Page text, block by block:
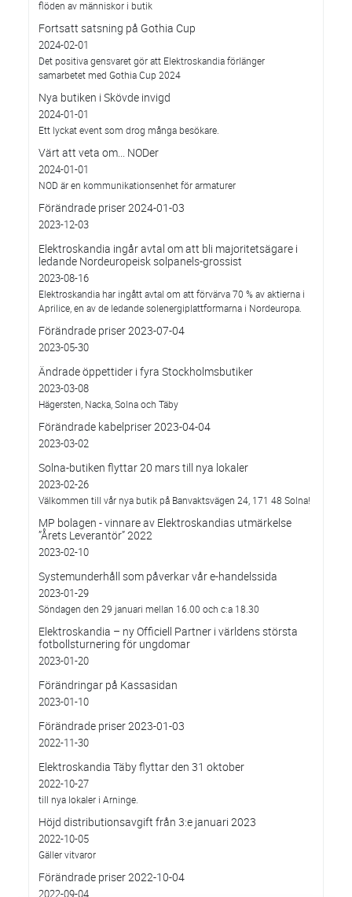
flöden av människor i butik
Fortsatt satsning på Gothia Cup
2024-02-01
Det positiva gensvaret gör att Elektroskandia förlänger
samarbetet med Gothia Cup 2024
Nya butiken i Skövde invigd
2024-01-01
Ett lyckat event som drog många besökare.
Värt att veta om... NODer
2024-01-01
NOD är en kommunikationsenhet för armaturer
Förändrade priser 2024-01-03
2023-12-03
Elektroskandia ingår avtal om att bli majoritetsägare i
ledande Nordeuropeisk solpanels-grossist
2023-08-16
Elektroskandia har ingått avtal om att förvärva 70 % av aktierna i
Aprilice, en av de ledande solenergiplattformarna i Nordeuropa.
Förändrade priser 2023-07-04
2023-05-30
Ändrade öppettider i fyra Stockholmsbutiker
2023-03-08
Hägersten, Nacka, Solna och Täby
Förändrade kabelpriser 2023-04-04
2023-03-02
Solna-butiken flyttar 20 mars till nya lokaler
2023-02-26
Välkommen till vår nya butik på Banvaktsvägen 24, 171 48 Solna!
MP bolagen - vinnare av Elektroskandias utmärkelse
”Årets Leverantör” 2022
2023-02-10
Systemunderhåll som påverkar vår e-handelssida
2023-01-29
Söndagen den 29 januari mellan 16.00 och c:a 18.30
Elektroskandia – ny Officiell Partner i världens största
fotbollsturnering för ungdomar
2023-01-20
Förändringar på Kassasidan
2023-01-10
Förändrade priser 2023-01-03
2022-11-30
Elektroskandia Täby flyttar den 31 oktober
2022-10-27
till nya lokaler i Arninge.
Höjd distributionsavgift från 3:e januari 2023
2022-10-05
Gäller vitvaror
Förändrade priser 2022-10-04
2022-09-04